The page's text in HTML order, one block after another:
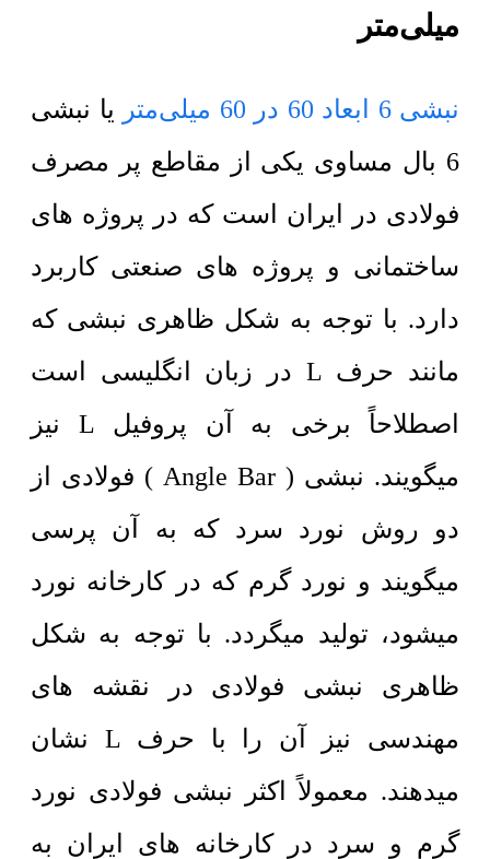
میلی‌متر
نبشی 6 ابعاد 60 در 60 میلی‌متر
یا نبشی
6 بال مساوی یکی از مقاطع پر مصرف
فولادی در ایران است که در پروژه های
ساختمانی و پروژه های صنعتی کاربرد
دارد. با توجه به شکل ظاهری نبشی که
مانند حرف L در زبان انگلیسی است
اصطلاحاً برخی به آن پروفیل L نیز
میگویند. نبشی ( Angle Bar ) فولادی از
دو روش نورد سرد که به آن پرسی
میگویند و نورد گرم که در کارخانه نورد
میشود، تولید میگردد. با توجه به شکل
ظاهری نبشی فولادی در نقشه های
مهندسی نیز آن را با حرف L نشان
میدهند. معمولاً اکثر نبشی فولادی نورد
گرم و سرد در کارخانه های ایران به